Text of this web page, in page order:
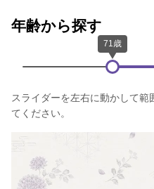
年齢から探す
スライダーを左右に動かして
てください。